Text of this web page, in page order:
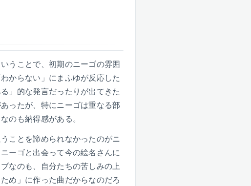
うことで、初期のニーゴの雰囲
からない」にまふゆが反応した
」的な発言だったりが出てきた
ったが、特にニーゴは重なる部
のも納得感がある。
ことを諦められなかったのがニ
ーゴと出会って今の絵名さんに
なのも、自分たちの苦しみの上
め」に作った曲だからなのだろ